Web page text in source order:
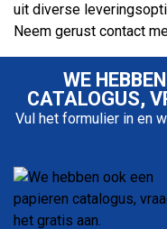
uit diverse
Neem gerust contact
WE
CATALOGUS,
Vul het formulier in en